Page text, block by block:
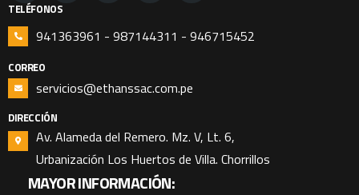
TELÉFONOS
941363961 - 987144311 - 946715452
CORREO
servicios@ethanssac.com.pe
DIRECCIÓN
Av. Alameda del Remero. Mz. V, Lt. 6,
Urbanización Los Huertos de Villa. Chorrillos
MAYOR INFORMACIÓN: